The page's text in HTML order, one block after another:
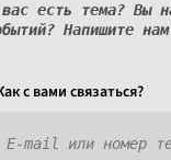
есть тема? Вы
Напишите
c вами связаться?